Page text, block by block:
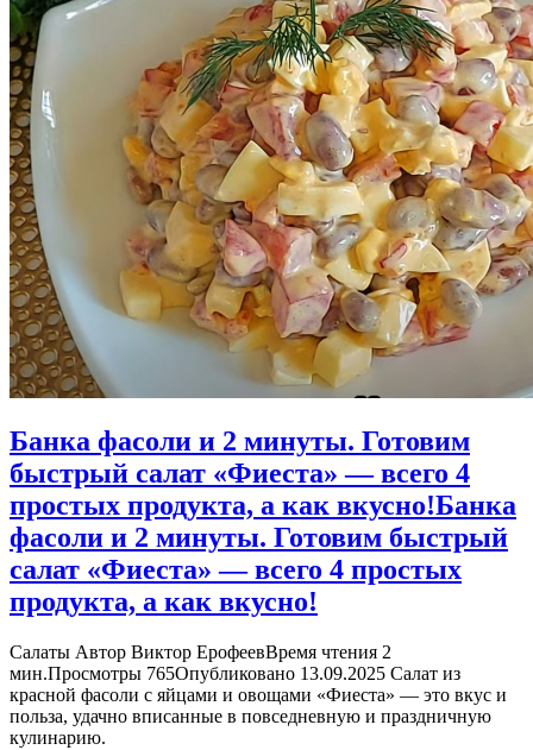
Банка фасоли и 2 минуты. Готовим
быстрый салат «Фиеста» — всего 4
простых продукта, а как вкусно!Банка
фасоли и 2 минуты. Готовим быстрый
салат «Фиеста» — всего 4 простых
продукта, а как вкусно!
Салаты Автор Виктор ЕрофеевВремя чтения 2
мин.Просмотры 765Опубликовано 13.09.2025 Салат из
красной фасоли с яйцами и овощами «Фиеста» — это вкус и
польза, удачно вписанные в повседневную и праздничную
кулинарию.